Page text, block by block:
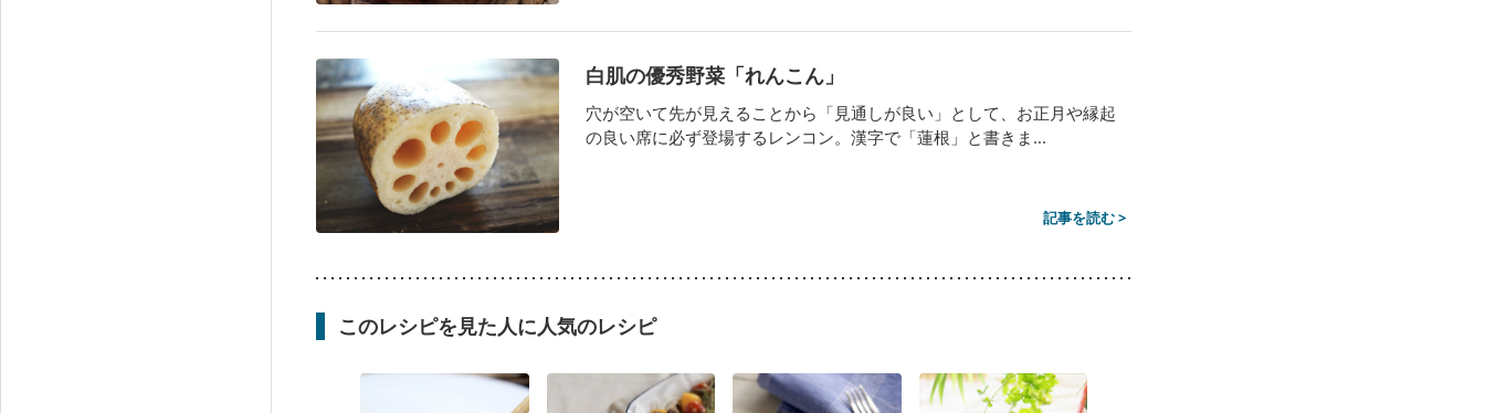
白肌の優秀野菜「れんこん」
穴が空いて先が見えることから「見通しが良い」として、お正月や縁起
の良い席に必ず登場するレンコン。漢字で「蓮根」と書きま...
記事を読む >
このレシピを見た人に人気のレシピ